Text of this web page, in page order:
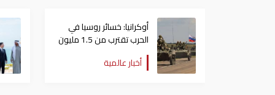
أوكرانيا: خسائر روسيا في
الحرب تقترب من 1.5 مليون
عسكري
أخبار عالمية